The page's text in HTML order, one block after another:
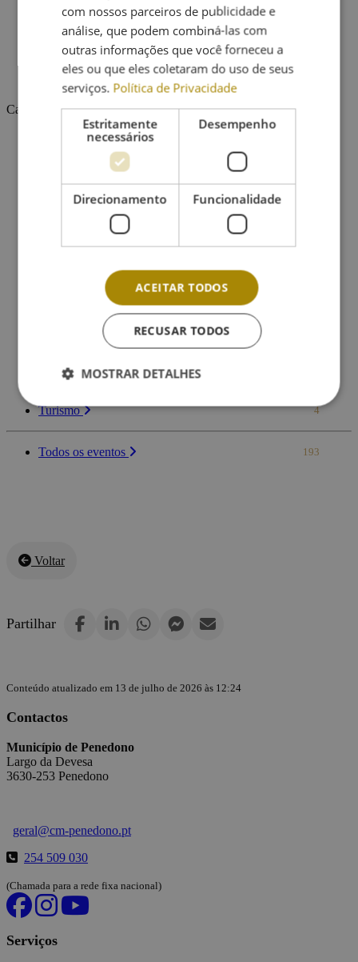
Concerto com a Orquestra Juvenil
Encontro com Pedro Chagas Freitas
Categorias
Agricultura
Atividades Escolares
Concertos
Concurso
Empreendedorismo
Informação geral
Novas Tecnologias
Religião
Turismo 4
Todos os eventos 193
Voltar
Partilhar
Conteúdo atualizado em 13 de julho de 2026 às 12:24
Contactos
Município de Penedono
Largo da Devesa
3630-253 Penedono
geral@cm-penedono.pt
254 509 030
(Chamada para a rede fixa nacional)
Serviços
com nossos parceiros de publicidade e
análise, que podem combiná-las com
outras informações que você forneceu a
eles ou que eles coletaram do uso de seus
serviços. Política de Privacidade
Estritamente
necessários
Desempenho
Direcionamento Funcionalidade
ACEITAR TODOS
RECUSAR TODOS
MOSTRAR DETALHES